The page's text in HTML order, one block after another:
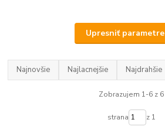
Upresniť parametre
Najnovšie Najlacnejšie Najdrahšie
Zobrazujem 1-6 z 6
strana z 1